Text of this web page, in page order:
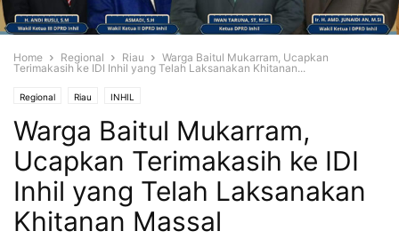
Home Regional Riau
Warga Baitul Mukarram, Ucapkan
Terimakasih ke IDI Inhil yang Telah Laksanakan Khitanan...
Regional Riau INHIL
Warga Baitul Mukarram,
Ucapkan Terimakasih ke IDI
Inhil yang Telah Laksanakan
Khitanan Massal